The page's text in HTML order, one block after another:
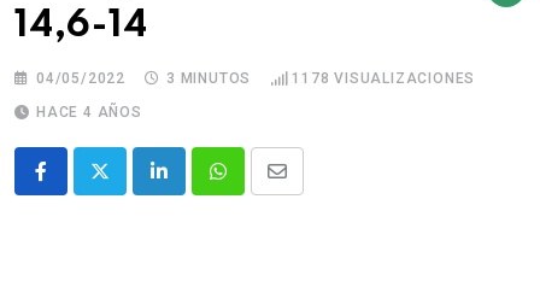
14,6-14
04/05/2022 3 MINUTOS 1178 VISUALIZACIONES
HACE 4 AÑOS